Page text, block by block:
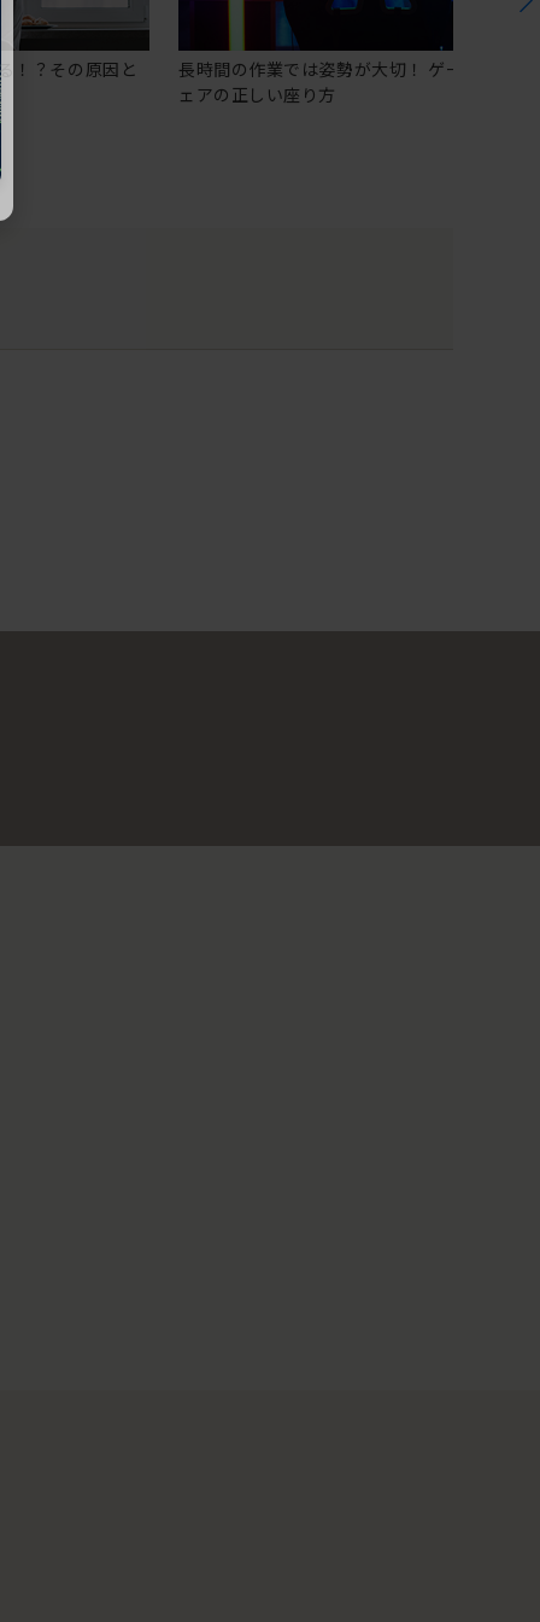
！？その原因と
長時間の作業では姿勢が大切！ ゲーミングチ
ェアの正しい座り方